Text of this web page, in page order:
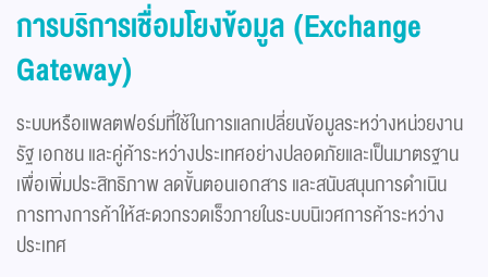
การบริการเชื่อมโยงข้อมูล (Exchange
Gateway)
ระบบหรือแพลตฟอร์มที่ใช้ในการแลกเปลี่ยนข้อมูลระหว่างหน่วยงาน
รัฐ เอกชน และคู่ค้าระหว่างประเทศอย่างปลอดภัยและเป็นมาตรฐาน
เพื่อเพิ่มประสิทธิภาพ ลดขั้นตอนเอกสาร และสนับสนุนการดำเนิน
การทางการค้าให้สะดวกรวดเร็วภายในระบบนิเวศการค้าระหว่าง
ประเทศ